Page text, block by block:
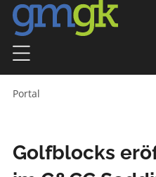
Portal
Golfblocks